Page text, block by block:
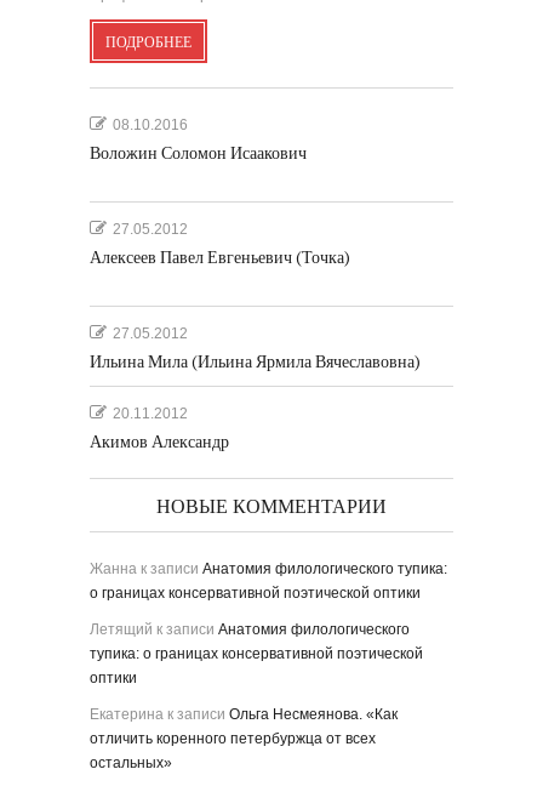
ПОДРОБНЕЕ
08.10.2016
Воложин Соломон Исаакович
27.05.2012
Алексеев Павел Евгеньевич (Точка)
27.05.2012
Ильина Мила (Ильина Ярмила Вячеславовна)
20.11.2012
Акимов Александр
НОВЫЕ КОММЕНТАРИИ
Жанна к записи Анатомия филологического тупика:
о границах консервативной поэтической оптики
Летящий к записи Анатомия филологического
тупика: о границах консервативной поэтической
оптики
Екатерина к записи Ольга Несмеянова. «Как
отличить коренного петербуржца от всех
остальных»